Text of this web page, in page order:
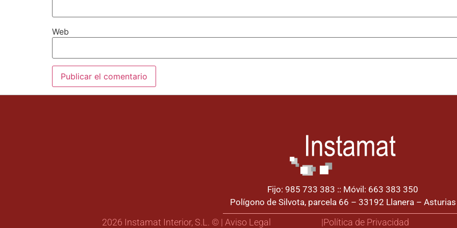
Web
Fijo: 985 733 383 :: Móvil: 663 383 350
Polígono de Silvota, parcela 66 – 33192 Llanera – Asturias
2026 Instamat Interior, S.L. © | Aviso Legal
|Política de Privacidad